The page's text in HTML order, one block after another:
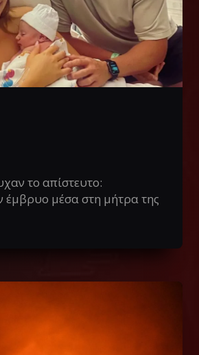
το απίστευτο:
έμβρυο μέσα στη μήτρα της